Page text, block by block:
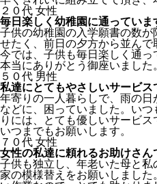
２０代 女性
毎日楽しく幼稚園に通っていま
子供の幼稚園の入学願書の数
せたく、前日の夕方から並んで
今では、子供も毎日楽しく通っ
本当にありがとう御座いました
５０代 男性
私達にとてもやさしいサービス
年寄りの一人暮らしで、雨の
などに、困っていました。い
りには、とても優しいサービス
いつまでもお願いします。
７０代 女性
女性の私達に頼れるお助けさん
子供も独立し、年老いた母と私
家の模様替えをお願いしまし